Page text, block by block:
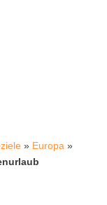
» Europa »